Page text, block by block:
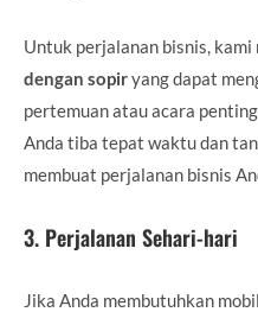
Untuk perjalanan bisnis, kami
dengan sopiryang dapat
pertemuan atau acara
Anda tiba tepat waktu dan
membuat perjalanan bisnis
3. Perjalanan Sehari-hari
Jika Anda membutuhkan